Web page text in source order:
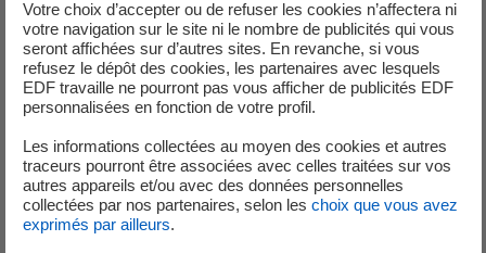
circuit d’alimentation normale des générateurs de
vapeur pour évacuer la puissance résiduelle du
cœur du réacteur et refroidir le circuit primaire.
Ce circuit est équipé de plusieurs systèmes de
pompes redondantes.
Le 17 juin 2023, lors d’une opération de
maintenance prévue sur le réacteur n°6 (réacteur
à l’arrêt), une équipe d’intervenants procède au
remplacement d’un robinet et de la tuyauterie
Votre choix d’accepter ou de refuser les cookies n’affectera ni
votre navigation sur le site ni le nombre de publicités qui vous
seront affichées sur d’autres sites. En revanche, si vous
refusez le dépôt des cookies, les partenaires avec lesquels
EDF travaille ne pourront pas vous afficher de publicités EDF
personnalisées en fonction de votre profil.
Les informations collectées au moyen des cookies et autres
traceurs pourront être associées avec celles traitées sur vos
autres appareils et/ou avec des données personnelles
collectées par nos partenaires, selon les choix que vous avez
exprimés par ailleurs.